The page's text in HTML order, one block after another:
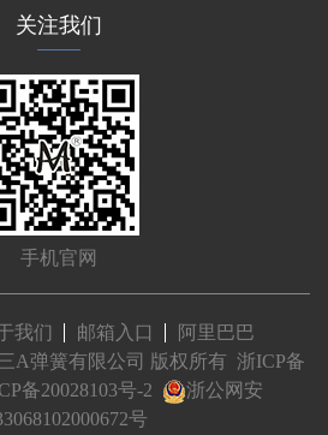
关注我们
手机官网
我们 邮箱入口
阿里巴巴
A弹簧有限公司 版权所有 浙ICP备
备20028103号-2
浙公网安
号